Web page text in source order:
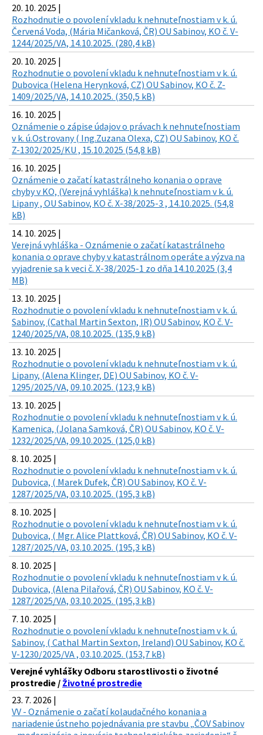
20. 10. 2025 |
Rozhodnutie o povolení vkladu k nehnuteľnostiam v k. ú.
Červená Voda, (Mária Mičanková, ČR) OU Sabinov, KO č. V-
1244/2025/VA, 14.10.2025. (280,4 kB)
20. 10. 2025 |
Rozhodnutie o povolení vkladu k nehnuteľnostiam v k. ú.
Dubovica (Helena Herynková, CZ) OU Sabinov, KO č. Z-
1409/2025/VA, 14.10.2025. (350,5 kB)
16. 10. 2025 |
Oznámenie o zápise údajov o právach k nehnuteľnostiam
v k. ú.Ostrovany ( Ing.Zuzana Olexa, CZ) OU Sabinov, KO č.
Z-1302/2025/KU , 15.10.2025 (54,8 kB)
16. 10. 2025 |
Oznámenie o začatí katastrálneho konania o oprave
chyby v KO, (Verejná vyhláška) k nehnuteľnostiam v k. ú.
Lipany , OU Sabinov, KO č. X-38/2025-3 , 14.10.2025. (54,8
kB)
14. 10. 2025 |
Verejná vyhláška - Oznámenie o začatí katastrálneho
konania o oprave chyby v katastrálnom operáte a výzva na
vyjadrenie sa k veci č. X-38/2025-1 zo dňa 14.10.2025 (3,4
MB)
13. 10. 2025 |
Rozhodnutie o povolení vkladu k nehnuteľnostiam v k. ú.
Sabinov, (Cathal Martin Sexton, IR) OU Sabinov, KO č. V-
1240/2025/VA, 08.10.2025. (135,9 kB)
13. 10. 2025 |
Rozhodnutie o povolení vkladu k nehnuteľnostiam v k. ú.
Lipany, (Alena Klinger, DE) OU Sabinov, KO č. V-
1295/2025/VA, 09.10.2025. (123,9 kB)
13. 10. 2025 |
Rozhodnutie o povolení vkladu k nehnuteľnostiam v k. ú.
Kamenica, (Jolana Samková, ČR) OU Sabinov, KO č. V-
1232/2025/VA, 09.10.2025. (125,0 kB)
8. 10. 2025 |
Rozhodnutie o povolení vkladu k nehnuteľnostiam v k. ú.
Dubovica, ( Marek Dufek, ČR) OU Sabinov, KO č. V-
1287/2025/VA, 03.10.2025. (195,3 kB)
8. 10. 2025 |
Rozhodnutie o povolení vkladu k nehnuteľnostiam v k. ú.
Dubovica, ( Mgr. Alice Plattková, ČR) OU Sabinov, KO č. V-
1287/2025/VA, 03.10.2025. (195,3 kB)
8. 10. 2025 |
Rozhodnutie o povolení vkladu k nehnuteľnostiam v k. ú.
Dubovica, (Alena Pilařová, ČR) OU Sabinov, KO č. V-
1287/2025/VA, 03.10.2025. (195,3 kB)
7. 10. 2025 |
Rozhodnutie o povolení vkladu k nehnuteľnostiam v k. ú.
Sabinov, ( Cathal Martin Sexton, Ireland) OU Sabinov, KO č.
V-1230/2025/VA , 03.10.2025. (153,7 kB)
Verejné vyhlášky Odboru starostlivosti o životné
prostredie / Životné prostredie
23. 7. 2026 |
VV - Oznámenie o začatí kolaudačného konania a
nariadenie ústneho pojednávania pre stavbu „ČOV Sabinov